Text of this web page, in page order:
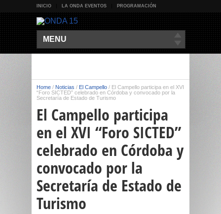
INICIO LA ONDA EVENTOS PROGRAMACIÓN
MENU
Home / Noticias / El Campello / El Campello participa en el XVI
“Foro SICTED” celebrado en Córdoba y convocado por la
Secretaría de Estado de Turismo
El Campello participa
en el XVI “Foro SICTED”
celebrado en Córdoba y
convocado por la
Secretaría de Estado de
Turismo